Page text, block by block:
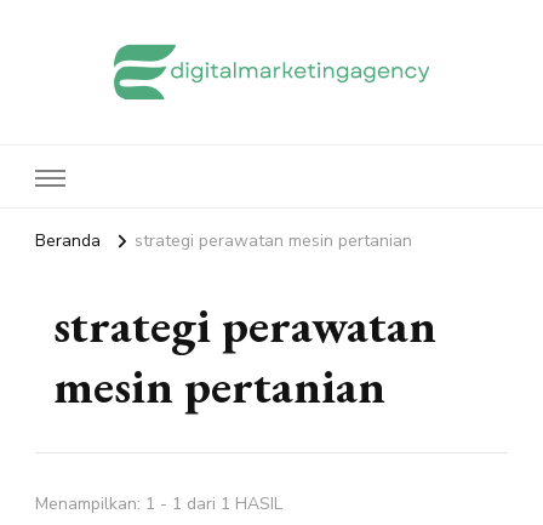
Beranda strategi perawatan mesin pertanian
strategi perawatan
mesin pertanian
Menampilkan: 1 - 1 dari 1 HASIL